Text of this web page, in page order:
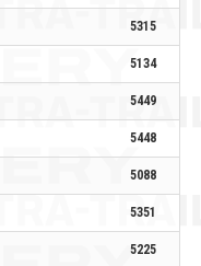
5315
5134
5449
5448
5088
5351
5225